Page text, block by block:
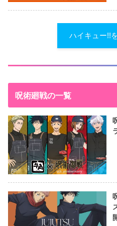
ハイキュー!!
呪術廻戦の一覧